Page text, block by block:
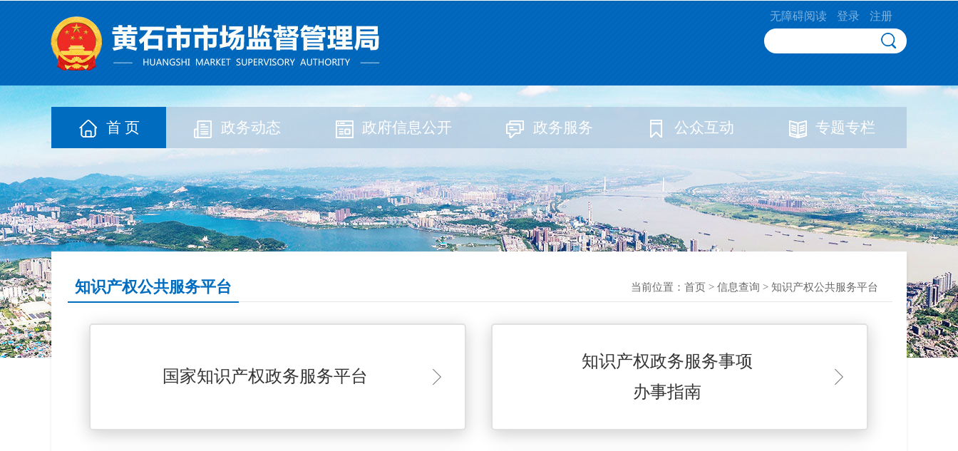
无障碍阅读 登录 注册
首 页 政务动态 政府信息公开 政务服务 公众互动 专题专栏
知识产权公共服务平台 当前位置： 首页 > 信息查询 > 知识产权公共服务平台
国家知识产权政务服务平台
知识产权政务服务事项
办事指南